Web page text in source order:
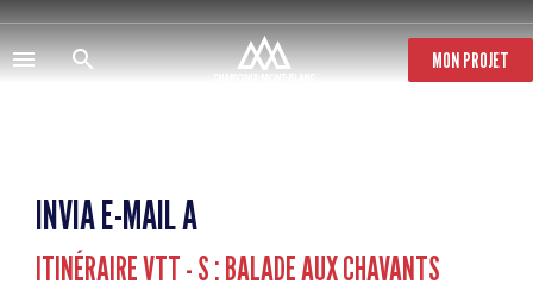
Salta
al
contenuto
principale
MON PROJET
INVIA E-MAIL A
ITINÉRAIRE VTT - S : BALADE AUX CHAVANTS